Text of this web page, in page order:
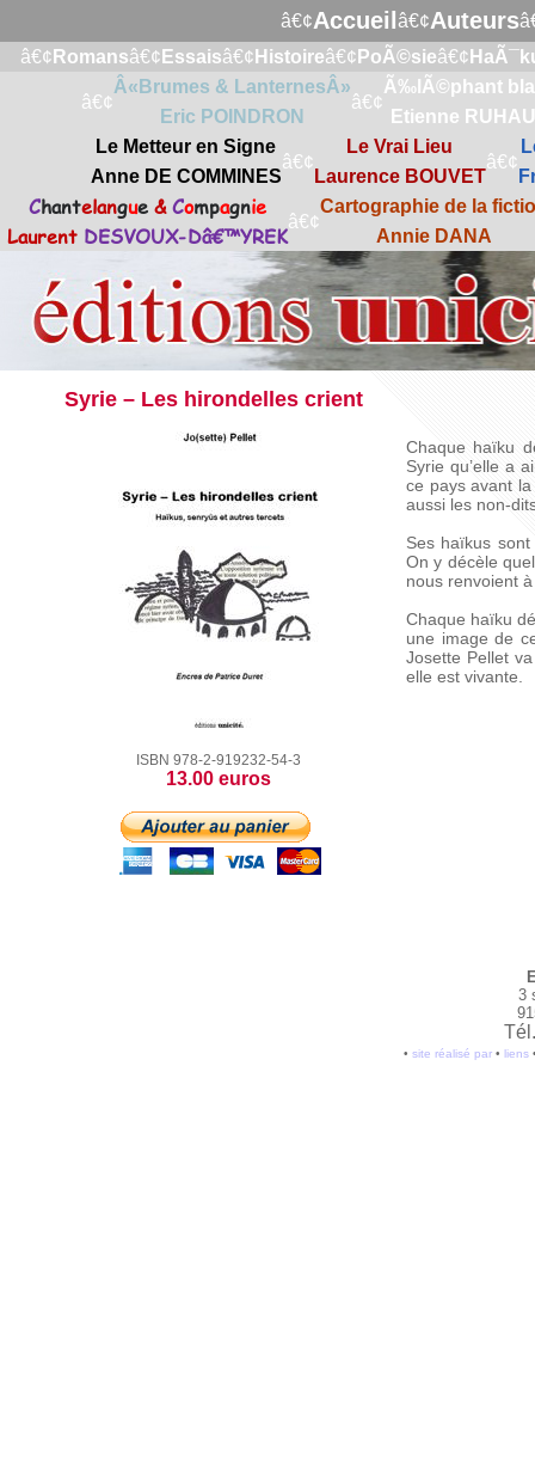
â€¢Accueil â€¢Auteurs
â€¢ Romansâ€¢ Essaisâ€¢ Histoireâ€¢ PoÃ©sieâ€¢
â€¢
Â«Brumes & LanternesÂ»
Eric POINDRON
â€¢
Ã‰lÃ©phant
Etienne
Le Metteur en Signe
Anne DE COMMINES
â€¢
Le Vrai Lieu
Laurence BOUVET
â€¢
Chantelangue & Compagnie
Laurent DESVOUX-Dâ€™YREK
â€¢
Cartographie de la
Annie DANA
Syrie – Les hirondelles crient
ISBN 978-2-919232-54-3
13.00 euros
Chaque haïku
Syrie qu’elle a
ce pays avant
aussi les non-
Ses haïkus
On y décèle
nous renvoient
Chaque haïku
une image de
Josette Pellet
elle est vivante.
3
• site réalisé par• liens